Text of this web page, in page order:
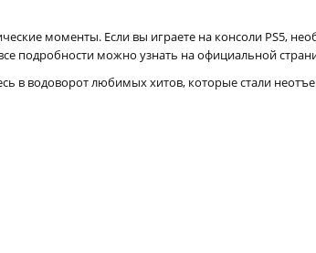
моменты. Если вы играете на консоли PS5,
подробности можно узнать на официальной
в водоворот любимых хитов, которые стали